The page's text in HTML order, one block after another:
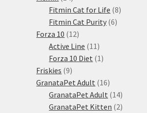
produktů
Fitmin Cat for Life 88
Fitmin Cat Purity 66
Forza 10 1212
produktů
Active Line 1111
produktů
Forza 10 Diet 11
Friskies 99
produktů
GranataPet Adult 1616
produktů
GranataPet Adult 1414
produktů
GranataPet Kitten 22